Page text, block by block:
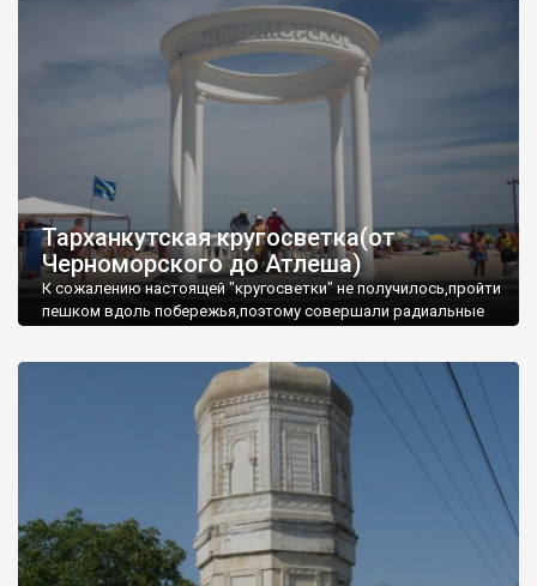
Тарханкутская кругосветка(от
Черноморского до Атлеша)
К сожалению настоящей "кругосветки" не получилось,пройти
пешком вдоль побережья,поэтому совершали радиальные